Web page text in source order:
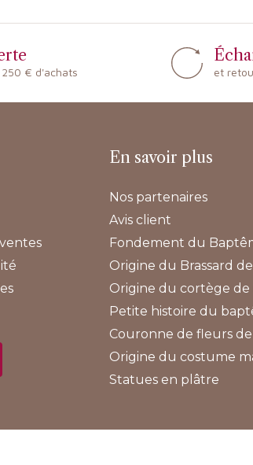
250 € d'achats et
En savoir plus
Nos partenaires
Avis client
Fondement du
Origine du Brassard
Origine du cortège de
Petite histoire du
Couronne de fleurs
Origine du costume
Statues en plâtre